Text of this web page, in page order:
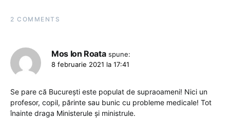
2 COMMENTS
Mos Ion Roata spune:
8 februarie 2021 la 17:41
Se pare că București este populat de supraoameni! Nici un
profesor, copil, părinte sau bunic cu probleme medicale! Tot
înainte draga Ministerule și ministrule.